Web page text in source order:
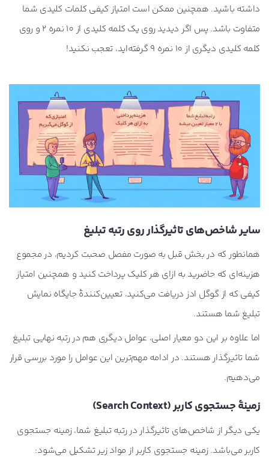
داشته باشید. همچنین ممکن است امتیاز کیفی کلمات کلیدی شما
متفاوت باشد. پس اگر دیدید روی یک کلمه کلیدی از 10 نمره 2 و روی
کلمه کلیدی دیگری از 10 نمره 9 گرفته‌اید، تعجب نکنید!
سایر شاخص‌های تاثیرگذار روی رتبه تبلیغ
همانطور که در بخش قبل به صورت مفصل صحبت کردیم، در مجموع
هزینه‌ای که حاضرید به ازای هر کلیک پرداخت کنید و همچنین امتیاز
کیفی که از گوگل ادز دریافت می‌کنید، تعیین‌کنندۀ جایگاه نمایش
تبلیغ شما هستند.
اما علاوه بر این دو معیار اصلی، عوامل دیگری هم در رتبه نهایی تبلیغ
شما تاثیرگذار هستند. در ادامه مهم‌ترین این عوامل را مورد بررسی قرار
می‌دهیم.
زمینۀ جستجوی کاربر (Search Context
)
یکی دیگر از شاخص‌های تاثیرگذار در رتبه تبلیغ شما، زمینه جستجوی
کاربر می‌باشد. زمینه جستجوی کاربر از مواد زیر تشکیل می‌شود: